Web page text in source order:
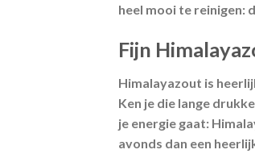
heel mooi te reinigen:
Fijn
Himalayazout is
Ken je die lange
je energie gaat:
avonds dan een